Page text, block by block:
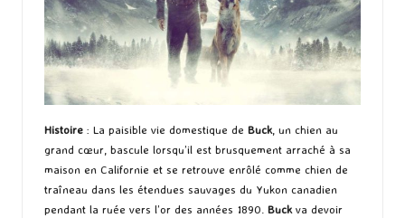
Histoire : La paisible vie domestique de Buck, un chien au
grand cœur, bascule lorsqu’il est brusquement arraché à sa
maison en Californie et se retrouve enrôlé comme chien de
traîneau dans les étendues sauvages du Yukon canadien
pendant la ruée vers l’or des années 1890. Buckva devoir